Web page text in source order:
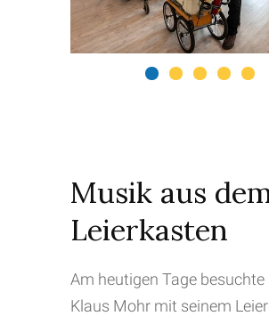
Musik aus
Leierkasten
Am heutigen Tage besuchte
Klaus Mohr mit seinem